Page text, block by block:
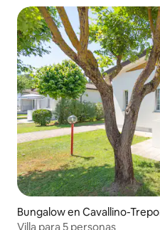
Bungalow en Cavallino-
Villa para 5 personas